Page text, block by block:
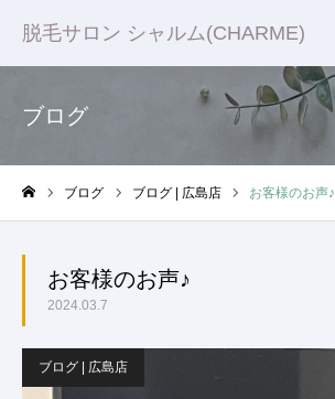
脱毛サロン シャルム(CHARME)
ブログ
ブログ ブログ | 広島店 お客様のお声♪
お客様のお声♪
2024.03.7
ブログ | 広島店